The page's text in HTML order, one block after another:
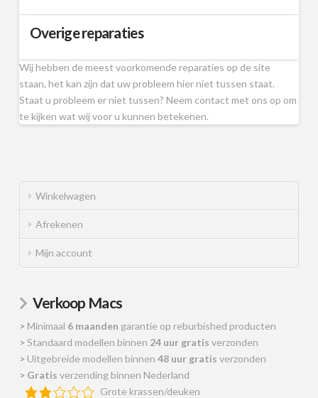
Overige reparaties
Wij hebben de meest voorkomende reparaties op de site
staan, het kan zijn dat uw probleem hier niet tussen staat.
Staat u probleem er niet tussen? Neem contact met ons op om
te kijken wat wij voor u kunnen betekenen.
Winkelwagen
Afrekenen
Mijn account
Verkoop Macs
>Minimaal 6 maanden garantie op reburbished producten
>Standaard modellen binnen 24 uur gratis verzonden
>Uitgebreide modellen binnen 48 uur gratis verzonden
>Gratis verzending binnen Nederland
Grote krassen/deuken